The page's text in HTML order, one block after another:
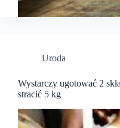
Uroda
Wystarczy ugotować 2
stracić 5 kg